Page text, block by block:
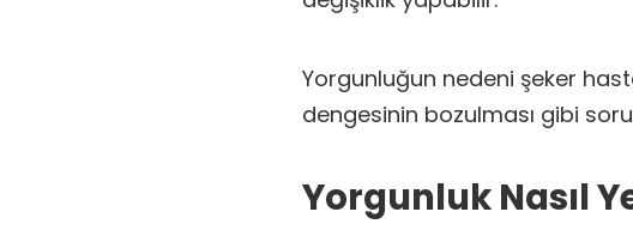
Yorgunluğun nedeni şeker
dengesinin bozulması gibi
Yorgunluk Nasıl